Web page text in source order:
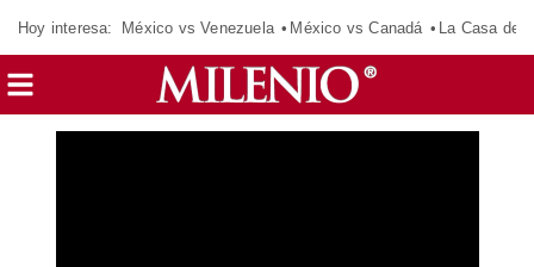
Hoy interesa: México vs Venezuela México vs Canadá La Casa de